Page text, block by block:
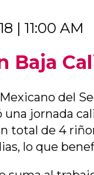
| 11:00 AM
Baja
del
una jornada
total de 4
lo que